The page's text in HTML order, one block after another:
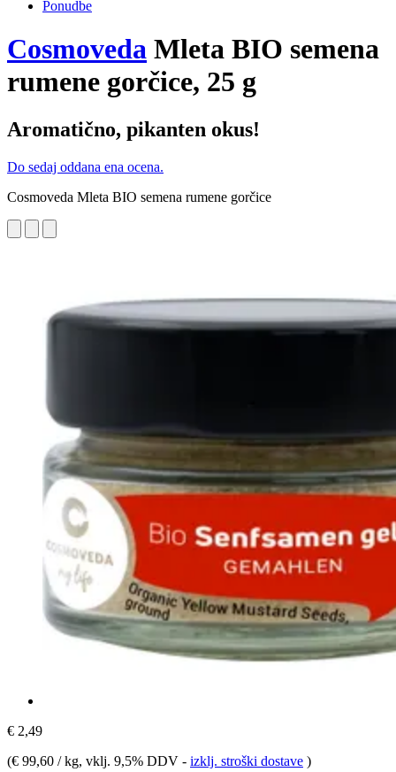
Ponudbe
Cosmoveda Mleta BIO semena
rumene gorčice, 25 g
Aromatično, pikanten okus!
Do sedaj oddana ena ocena.
Cosmoveda Mleta BIO semena rumene gorčice
€ 2,49
(€ 99,60 / kg, vklj. 9,5% DDV - izklj. stroški dostave )